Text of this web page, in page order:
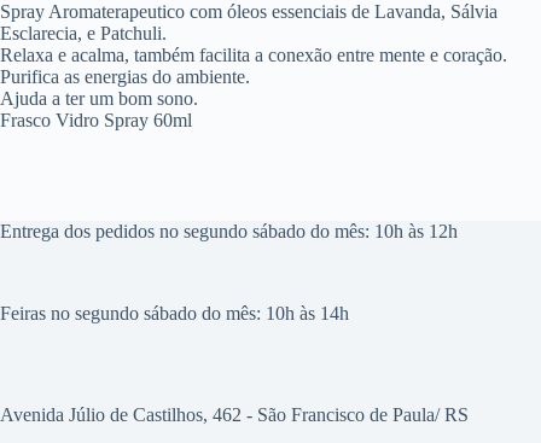
Spray Aromaterapeutico com óleos essenciais de Lavanda, Sálvia
Esclarecia, e Patchuli.
Relaxa e acalma, também facilita a conexão entre mente e coração.
Purifica as energias do ambiente.
Ajuda a ter um bom sono.
Frasco Vidro Spray 60ml
Entrega dos pedidos no segundo sábado do mês: 10h às 12h
Feiras no segundo sábado do mês: 10h às 14h
Avenida Júlio de Castilhos, 462 - São Francisco de Paula/ RS